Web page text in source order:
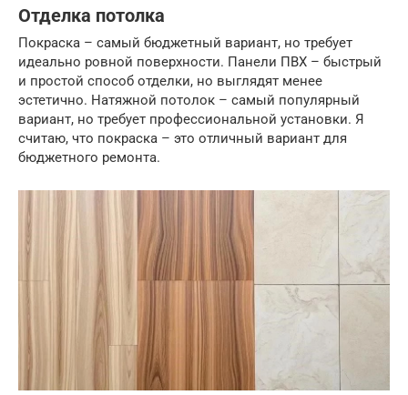
Отделка потолка
Покраска – самый бюджетный вариант, но требует
идеально ровной поверхности. Панели ПВХ – быстрый
и простой способ отделки, но выглядят менее
эстетично. Натяжной потолок – самый популярный
вариант, но требует профессиональной установки. Я
считаю, что покраска – это отличный вариант для
бюджетного ремонта.